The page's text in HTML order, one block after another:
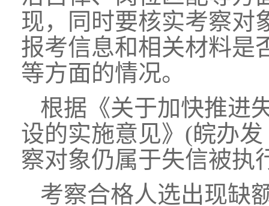
现，同时要核实考察对
报考信息和相关材料是
等方面的情况。
根据《关于加快推进
设的实施意见》(皖办
察对象仍属于失信被执
考察合格人选出现缺